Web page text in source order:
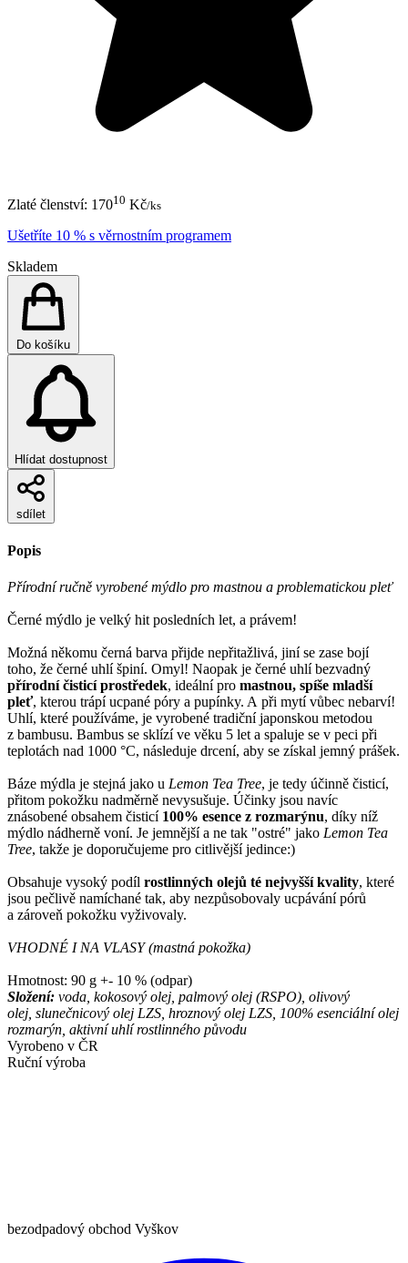
Zlaté členství: 17010 Kč/ks
Ušetříte 10 % s věrnostním programem
Skladem
Do košíku
Hlídat dostupnost
sdílet
Popis
Přírodní ručně vyrobené mýdlo pro mastnou a problematickou pleť
Černé mýdlo je velký hit posledních let, a právem!
Možná někomu černá barva přijde nepřitažlivá, jiní se zase bojí
toho, že černé uhlí špiní. Omyl! Naopak je černé uhlí bezvadný
přírodní čisticí prostředek, ideální pro mastnou, spíše mladší
pleť, kterou trápí ucpané póry a pupínky. A při mytí vůbec nebarví!
Uhlí, které používáme, je vyrobené tradiční japonskou metodou
z bambusu. Bambus se sklízí ve věku 5 let a spaluje se v peci při
teplotách nad 1000 °C, následuje drcení, aby se získal jemný prášek.
Báze mýdla je stejná jako u Lemon Tea Tree, je tedy účinně čisticí,
přitom pokožku nadměrně nevysušuje. Účinky jsou navíc
znásobené obsahem čisticí 100% esence z rozmarýnu, díky níž
mýdlo nádherně voní. Je jemnější a ne tak "ostré" jako Lemon Tea
Tree, takže je doporučujeme pro citlivější jedince:)
Obsahuje vysoký podíl rostlinných olejů té nejvyšší kvality, které
jsou pečlivě namíchané tak, aby nezpůsobovaly ucpávání pórů
a zároveň pokožku vyživovaly.
VHODNÉ I NA VLASY (mastná pokožka)
Hmotnost: 90 g +- 10 % (odpar)
Složení: voda, kokosový olej, palmový olej (RSPO), olivový
olej, slunečnicový olej LZS, hroznový olej LZS, 100% esenciální olej
rozmarýn, aktivní uhlí rostlinného původu
Vyrobeno v ČR
Ruční výroba
bezodpadový obchod Vyškov